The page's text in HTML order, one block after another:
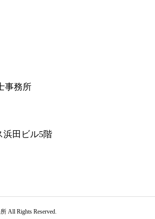
事務所
浜田ビル5階
All Rights Reserved.